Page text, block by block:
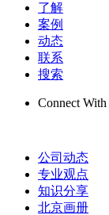
了解
案例
动态
联系
搜索
Connect
公司动态
专业观点
知识分享
北京画册